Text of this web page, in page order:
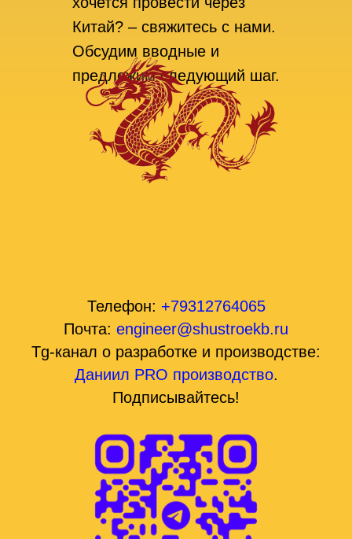
Китай? – свяжитесь с нами.
Обсудим вводные и
предложим следующий шаг.
Телефон: +79312764065
Почта: engineer@shustroekb.ru
Tg-канал о разработке и производстве:
Даниил PRO производство.
Подписывайтесь!